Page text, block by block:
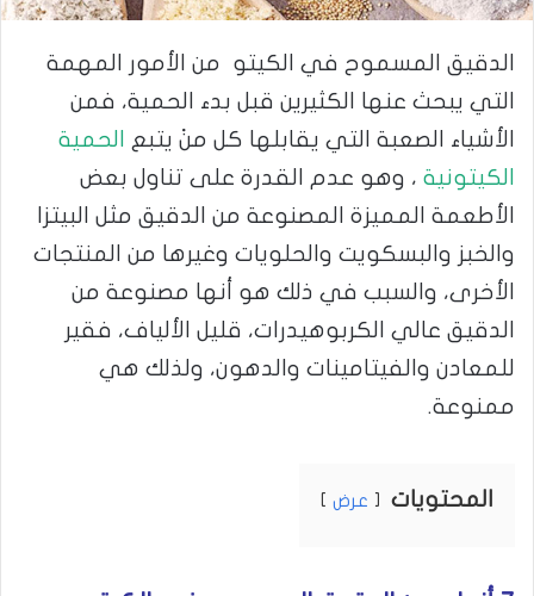
الدقيق المسموح في الكيتو من الأمور المهمة
التي يبحث عنها الكثيرين قبل بدء الحمية، فمن
الأشياء الصعبة التي يقابلها كل منْ يتبع
الحمية
الكيتونية ، وهو عدم القدرة على تناول بعض
الأطعمة المميزة المصنوعة من الدقيق مثل البيتزا
والخبز والبسكويت والحلويات وغيرها من المنتجات
الأخرى، والسبب في ذلك هو أنها مصنوعة من
الدقيق عالي الكربوهيدرات، قليل الألياف، فقير
للمعادن والفيتامينات والدهون، ولذلك هي
ممنوعة.
المحتويات عرض